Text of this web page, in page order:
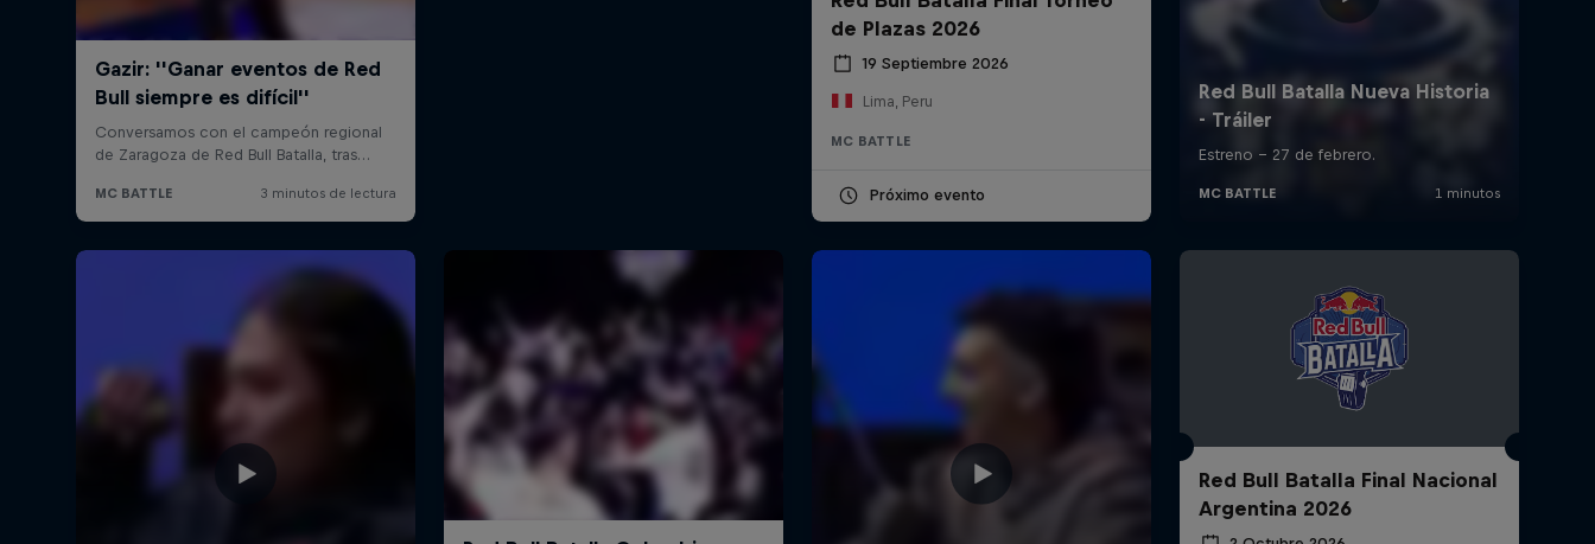
de Plazas 2026
19 Septiembre 2026
Lima, Peru
MC BATTLE
Próximo evento
Red Bull Batalla Final Nacional
Argentina 2026